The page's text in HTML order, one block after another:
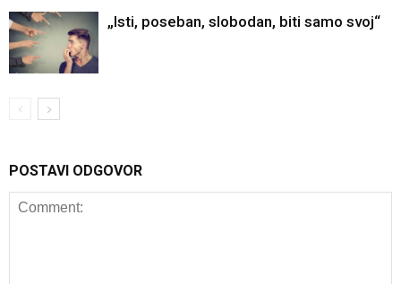
„Isti, poseban, slobodan, biti samo svoj“
POSTAVI ODGOVOR